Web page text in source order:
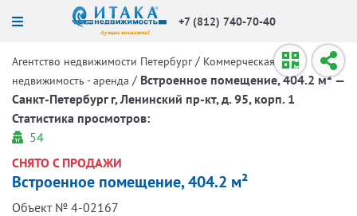
+7 (812) 740-70-40
Агентство недвижимости Петербург / Коммерческая
недвижимость - аренда / Встроенное помещение, 404.2 м² —
Санкт-Петербург г, Ленинский пр-кт, д. 95, корп. 1
Статистика просмотров:
54
СНЯТО С ПРОДАЖИ
Встроенное помещение, 404.2 м²
Объект № 4-02167